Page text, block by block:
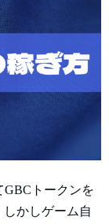
GBCトークンを
かしゲーム自